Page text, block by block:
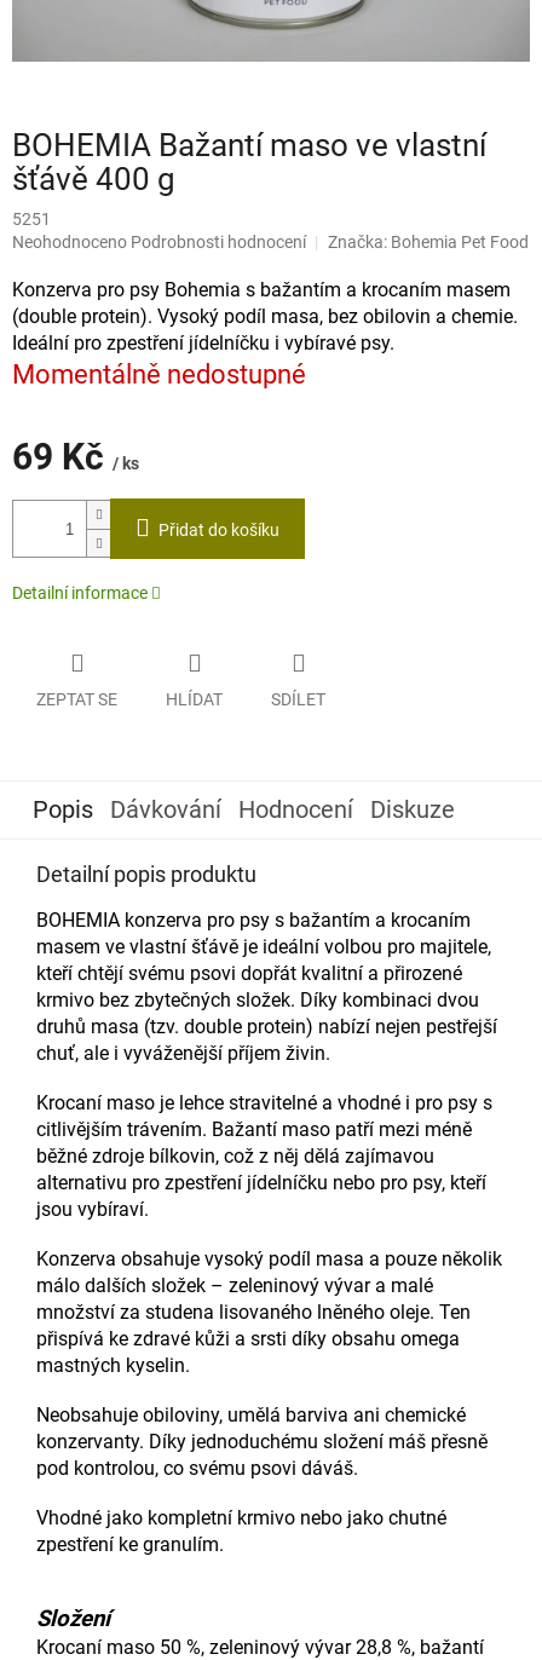
BOHEMIA Bažantí maso ve vlastní
šťávě 400 g
5251
Průměrné
produktu
je
0,0
z
5
Neohodnoceno Podrobnosti hodnocení Značka: Bohemia Pet Food
Konzerva pro psy Bohemia s bažantím a krocaním masem
(double protein). Vysoký podíl masa, bez obilovin a chemie.
Ideální pro zpestření jídelníčku i vybíravé psy.
Momentálně nedostupné
69 Kč / ks
Měrná
Přidat do košíku
Detailní informace
ZEPTAT SE HLÍDAT SDÍLET
Popis Dávkování Hodnocení Diskuze
Detailní popis produktu
BOHEMIA konzerva pro psy s bažantím a krocaním
masem ve vlastní šťávě je ideální volbou pro majitele,
kteří chtějí svému psovi dopřát kvalitní a přirozené
krmivo bez zbytečných složek. Díky kombinaci dvou
druhů masa (tzv. double protein) nabízí nejen pestřejší
chuť, ale i vyváženější příjem živin.
Krocaní maso je lehce stravitelné a vhodné i pro psy s
citlivějším trávením. Bažantí maso patří mezi méně
běžné zdroje bílkovin, což z něj dělá zajímavou
alternativu pro zpestření jídelníčku nebo pro psy, kteří
jsou vybíraví.
Konzerva obsahuje vysoký podíl masa a pouze několik
málo dalších složek – zeleninový vývar a malé
množství za studena lisovaného lněného oleje. Ten
přispívá ke zdravé kůži a srsti díky obsahu omega
mastných kyselin.
Neobsahuje obiloviny, umělá barviva ani chemické
konzervanty. Díky jednoduchému složení máš přesně
pod kontrolou, co svému psovi dáváš.
Vhodné jako kompletní krmivo nebo jako chutné
zpestření ke granulím.
Složení
Krocaní maso 50 %, zeleninový vývar 28,8 %, bažantí